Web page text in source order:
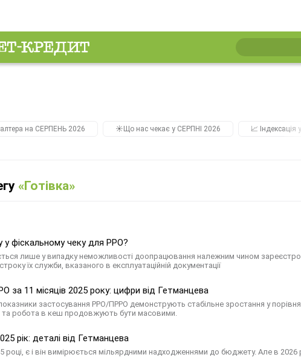
на СЕРПЕНЬ 2026 ☀️Що нас чекає у СЕРПНІ 2026 📈 Індексація
«Готівка»
у фіскальному чеку для РРО?
лише у випадку неможливості доопрацювання належним чином
їх служби, вказаного в експлуатаційній документації
за 11 місяців 2025 року: цифри від Гетманцева
застосування РРО/ПРРО демонструють стабільне зростання у
та робота в кеш продовжують бути масовими.
рік: деталі від Гетманцева
році, є і він вимірюється мільярдними надходженнями до бюджету. Але в 2026